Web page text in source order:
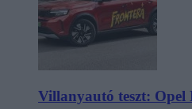
Villanyautó teszt: Opel